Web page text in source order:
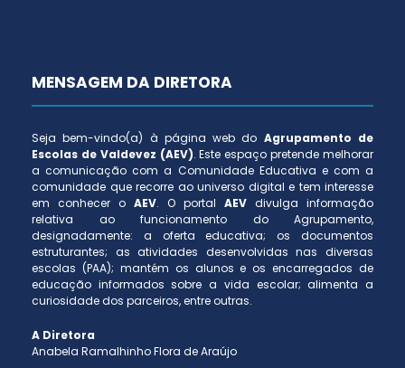
MENSAGEM DA DIRETORA
Seja bem-vindo(a) à página web do Agrupamento de
Escolas de Valdevez (AEV). Este espaço pretende melhorar
a comunicação com a Comunidade Educativa e com a
comunidade que recorre ao universo digital e tem interesse
em conhecer o AEV. O portal AEV divulga informação
relativa ao funcionamento do Agrupamento,
designadamente: a oferta educativa; os documentos
estruturantes; as atividades desenvolvidas nas diversas
escolas (PAA); mantém os alunos e os encarregados de
educação informados sobre a vida escolar; alimenta a
curiosidade dos parceiros, entre outras.
A Diretora
Anabela Ramalhinho Flora de Araújo